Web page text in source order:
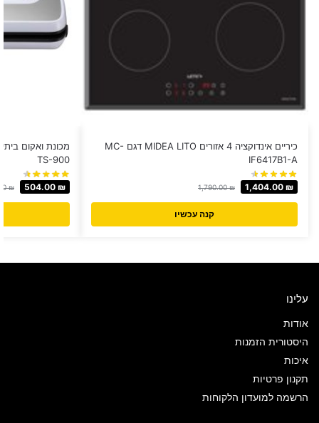
כיריים אינדוקציה 4 אזורים MIDEA LITO דגם MC-
IF6417B1-A
1,790.00₪ 1,404.00 ₪
קנה עכשיו
TS-900
₪ 504.00 ₪
עלינו
אודות
היסטורית הזמנות
איכות
תקנון פרטיות
הרשמה למועדון הלקוחות